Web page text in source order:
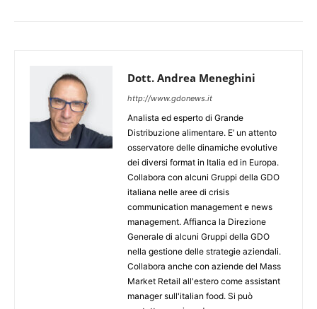
Dott. Andrea Meneghini
http://www.gdonews.it
Analista ed esperto di Grande
Distribuzione alimentare. E’ un attento
osservatore delle dinamiche evolutive
dei diversi format in Italia ed in Europa.
Collabora con alcuni Gruppi della GDO
italiana nelle aree di crisis
communication management e news
management. Affianca la Direzione
Generale di alcuni Gruppi della GDO
nella gestione delle strategie aziendali.
Collabora anche con aziende del Mass
Market Retail all'estero come assistant
manager sull'italian food. Si può